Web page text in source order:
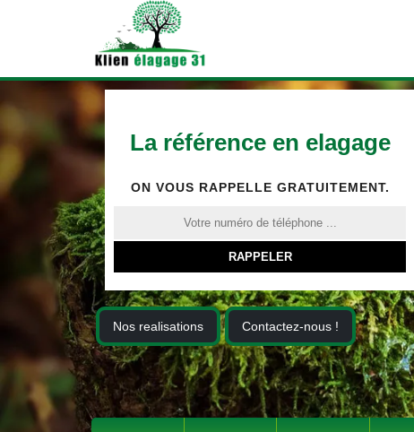
La référence en elagage
ON VOUS RAPPELLE GRATUITEMENT.
Nos realisations Contactez-nous !